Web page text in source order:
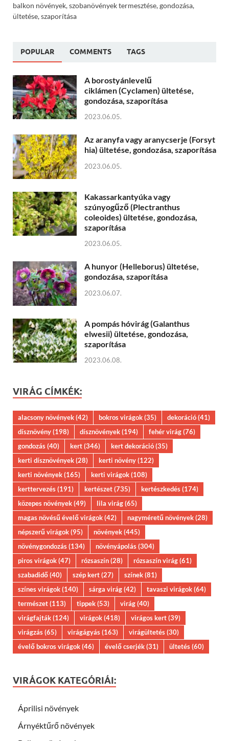
balkon növények, szobanövények termesztése, gondozása,
ültetése, szaporítása
POPULAR COMMENTS TAGS
A borostyánlevelű
ciklámen (Cyclamen) ültetése,
gondozása, szaporítása
2023.06.05.
Az aranyfa vagy aranycserje (Forsyt
hia) ültetése, gondozása, szaporítása
2023.06.05.
Kakassarkantyúka vagy
szúnyogűző (Plectranthus
coleoides) ültetése, gondozása,
szaporítása
2023.06.05.
A hunyor (Helleborus) ültetése,
gondozása, szaporítása
2023.06.07.
A pompás hóvirág (Galanthus
elwesii) ültetése, gondozása,
szaporítása
2023.06.08.
VIRÁG CÍMKÉK:
alacsony növények(42) bokros virágok(35) dekoráció(41)
dísznövény(198) dísznövények(194) fehér virág(76)
gondozás(40) kert(346) kert dekoráció(35)
kerti dísznövények(28) kerti növény(122)
kerti növények(165) kerti virágok(108)
kerttervezés(191) kertészet(735) kertészkedés(174)
közepes növények(49) lila virág(65)
magas növésű évelő virágok(42) nagyméretű növények(28)
népszerű virágok(95) növények(445)
növénygondozás(134) növényápolás(304)
piros virágok(47) rózsaszín(28) rózsaszín virág(61)
szabadidő(40) szép kert(27) színek(81)
színes virágok(140) sárga virág(42) tavaszi virágok(64)
természet(113) tippek(53) virág(40)
virágfajták(124) virágok(418) virágos kert(39)
virágzás(65) virágágyás(163) virágültetés(30)
évelő bokros virágok(46) évelő cserjék(31) ültetés(60)
VIRÁGOK KATEGÓRIÁI:
Áprilisi növények
Árnyéktűrő növények